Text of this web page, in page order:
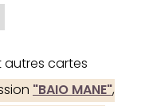
autres cartes
"BAIO MANE",